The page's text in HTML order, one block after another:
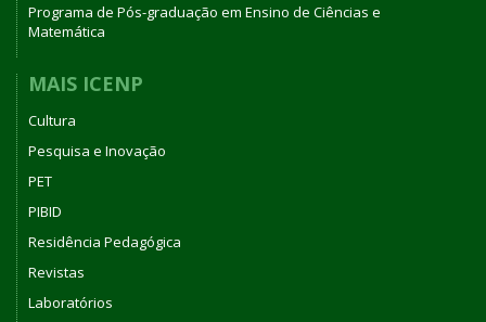
Programa de Pós-graduação em Ensino de Ciências e
Matemática
MAIS ICENP
Cultura
Pesquisa e Inovação
PET
PIBID
Residência Pedagógica
Revistas
Laboratórios